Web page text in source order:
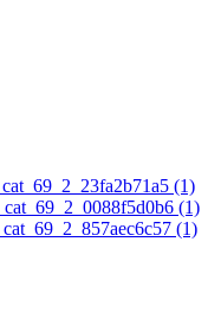
(1)
(1)
(1)